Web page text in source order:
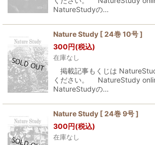
NatureStudyの…
Nature Study [ 24巻 10号 ]
300円(税込)
在庫なし
掲載記事もくじは
ください。 NatureStudy
NatureStudyの…
Nature Study [ 24巻 9号 ]
300円(税込)
在庫なし